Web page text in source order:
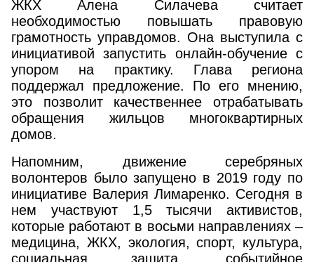
ЖКХ Алена Силачева считает
необходимостью повышать правовую
грамотность управдомов. Она выступила с
инициативой запустить онлайн-обучение с
упором на практику. Глава региона
поддержал предложение. По его мнению,
это позволит качественнее отрабатывать
обращения жильцов многоквартирных
домов.
Напомним, движение серебряных
волонтеров было запущено в 2019 году по
инициативе Валерия Лимаренко. Сегодня в
нем участвуют 1,5 тысячи активистов,
которые работают в восьми направлениях –
медицина, ЖКХ, экология, спорт, культура,
социальная защита, событийное